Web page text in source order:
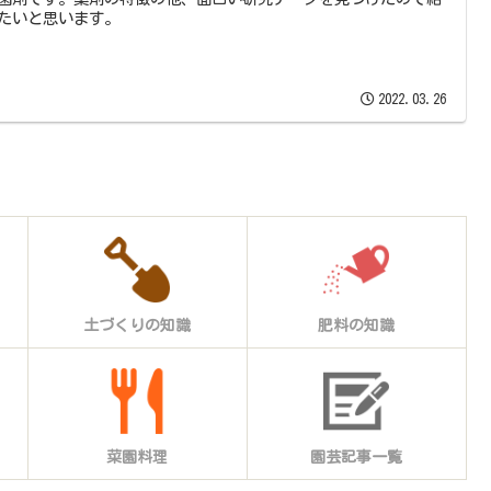
いと思います。
2022.03.26
土づくりの知識 肥料の知識
菜園料理 園芸記事一覧